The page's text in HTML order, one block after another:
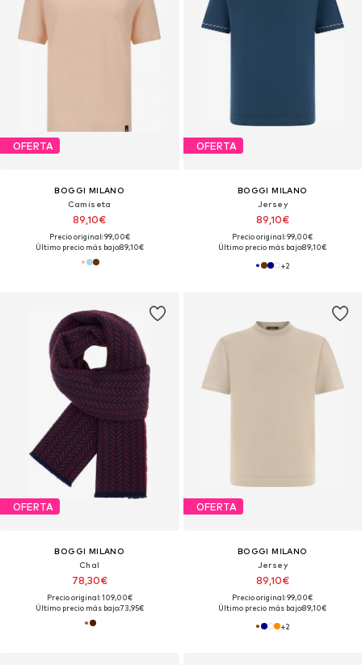
OFERTA
BOGGI MILANO
Camiseta
89,10€
Precio original: 99,00€
Último precio más bajo:89,10€
OFERTA
BOGGI MILANO
Jersey
89,10€
Precio original: 99,00€
Último precio más bajo:89,10€
+2
OFERTA
BOGGI MILANO
Chal
78,30€
Precio original: 109,00€
Último precio más bajo:73,95€
OFERTA
BOGGI MILANO
Jersey
89,10€
Precio original: 99,00€
Último precio más bajo:89,10€
+2